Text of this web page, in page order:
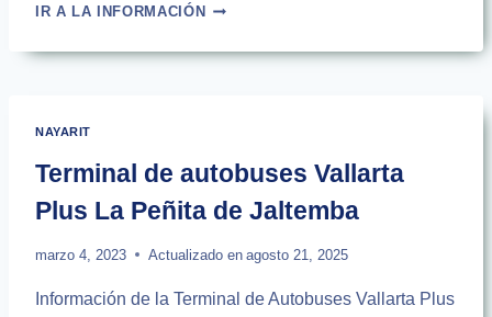
IR A LA INFORMACIÓNTERMINAL
DE
NAYARIT
Terminal de autobuses Vallarta
Plus La Peñita de Jaltemba
marzo 4, 2023 Actualizado en agosto 21, 2025
Información de la Terminal de Autobuses Vallarta Plus